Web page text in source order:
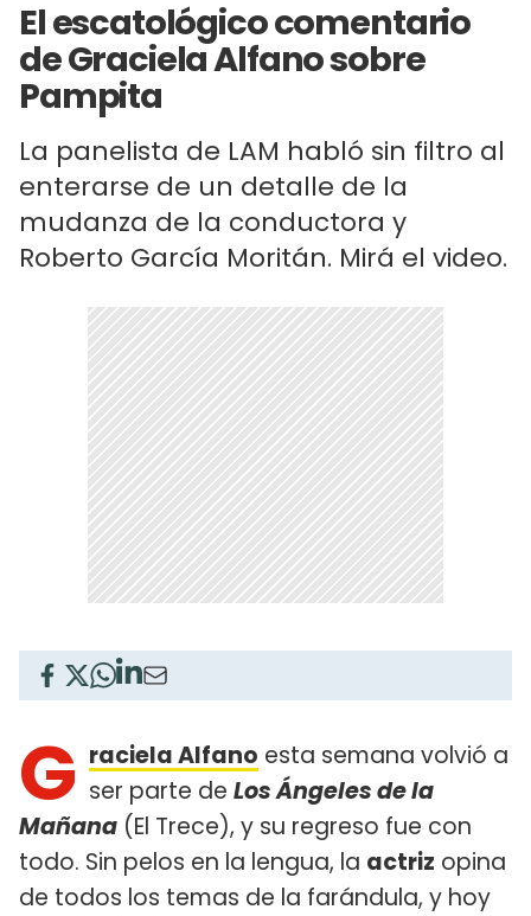
El escatológico comentario
de Graciela Alfano sobre
Pampita
La panelista de LAM habló sin filtro al
enterarse de un detalle de la
mudanza de la conductora y
Roberto García Moritán. Mirá el video.
G raciela Alfano esta semana volvió a
ser parte de Los Ángeles de la
Mañana (El Trece), y su regreso fue con
todo. Sin pelos en la lengua, la actriz opina
de todos los temas de la farándula, y hoy